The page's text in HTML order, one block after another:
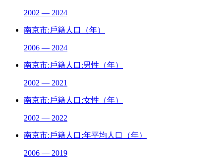
2002 — 2024
南京市:戶籍人口（年）
2006 — 2024
南京市:戶籍人口:男性（年）
2002 — 2021
南京市:戶籍人口:女性（年）
2002 — 2022
南京市:戶籍人口:年平均人口（年）
2006 — 2019